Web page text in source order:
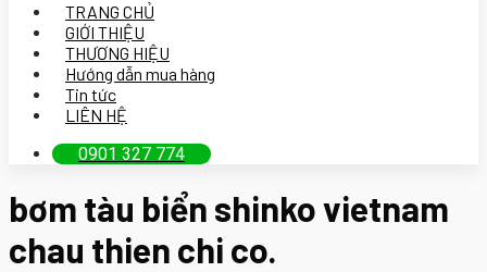
TRANG CHỦ
GIỚI THIỆU
THƯƠNG HIỆU
Hướng dẫn mua hàng
Tin tức
LIÊN HỆ
0901 327 774
bơm tàu biển shinko vietnam
chau thien chi co.